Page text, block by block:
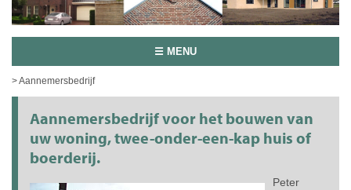
☰ MENU
> Aannemersbedrijf
Aannemersbedrijf voor het bouwen van
uw woning, twee-onder-een-kap huis of
boerderij.
Peter